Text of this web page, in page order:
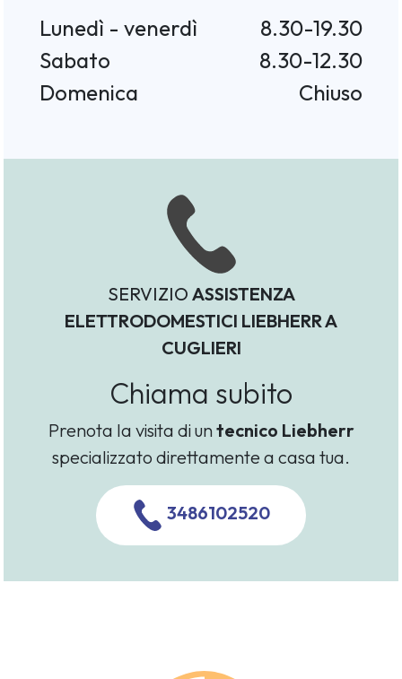
Lunedì - venerdì
8.30-19.30
Sabato
8.30-12.30
Domenica
Chiuso
SERVIZIO ASSISTENZA
ELETTRODOMESTICI LIEBHERR A
CUGLIERI
Chiama subito
Prenota la visita di untecnico Liebherr
specializzato direttamente a casa tua.
3486102520